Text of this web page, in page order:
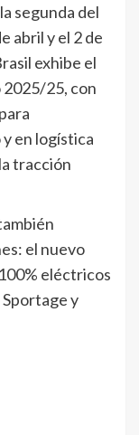
segunda del
abril y el 2 de
exhibe el
2025/25, con
en logística
tracción
el nuevo
eléctricos
y